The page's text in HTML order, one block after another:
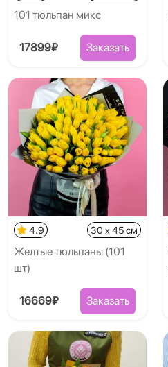
101 тюльпан микс
17899₽ Заказать
4.9 30 x 45 см
Желтые тюльпаны (101
шт)
16669₽ Заказать